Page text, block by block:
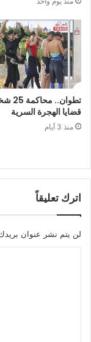
قضايا الهجرة السرية
منذ 3 أيام
اترك تعليقاً
لن يتم نشر عنوان بريدك